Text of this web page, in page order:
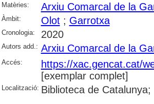
Matèries:
Arxiu Comarcal de la
Àmbit: Olot; Garrotxa
Cronologia: 2020
Autors add.: Arxiu Comarcal de la
Accés:
https://xac.gencat.cat/
[exemplar complet]
Localització: Biblioteca de